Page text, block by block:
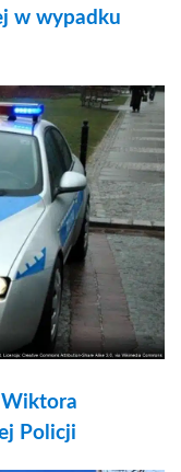
w wypadku
Policji